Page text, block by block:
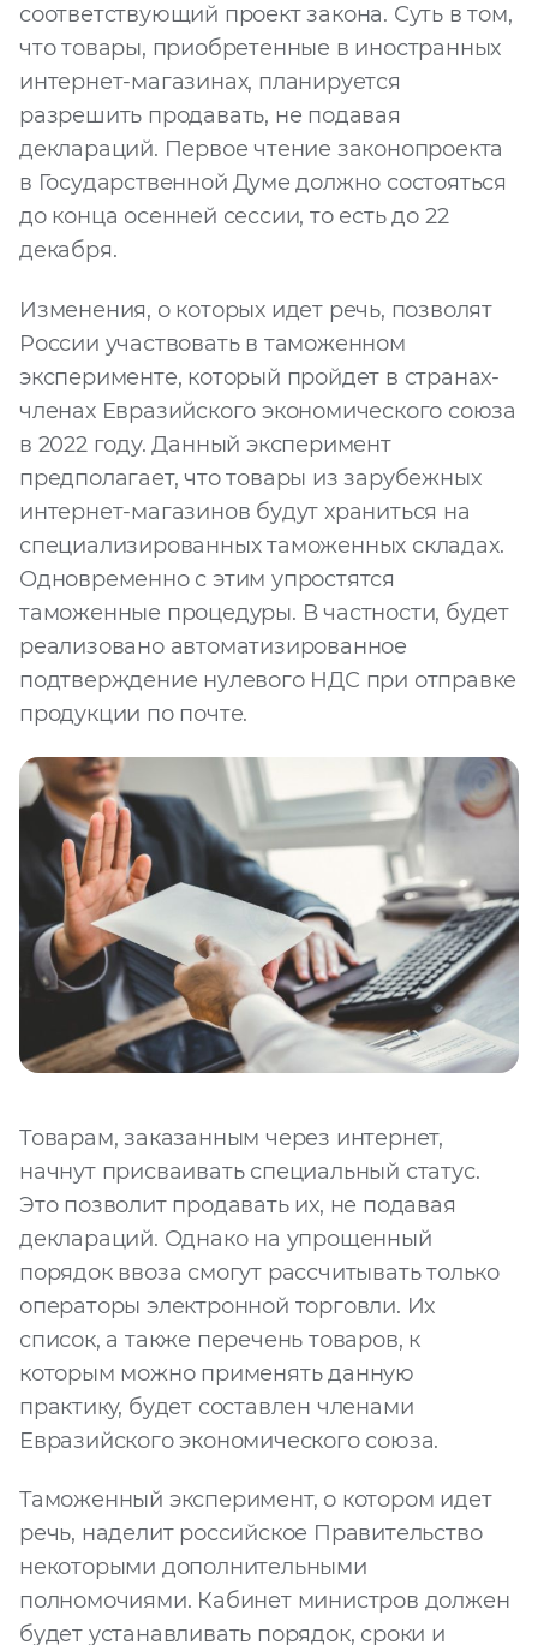
соответствующий проект закона. Суть в том,
что товары, приобретенные в иностранных
интернет-магазинах, планируется
разрешить продавать, не подавая
деклараций. Первое чтение законопроекта
в Государственной Думе должно состояться
до конца осенней сессии, то есть до 22
декабря.
Изменения, о которых идет речь, позволят
России участвовать в таможенном
эксперименте, который пройдет в странах-
членах Евразийского экономического союза
в 2022 году. Данный эксперимент
предполагает, что товары из зарубежных
интернет-магазинов будут храниться на
специализированных таможенных складах.
Одновременно с этим упростятся
таможенные процедуры. В частности, будет
реализовано автоматизированное
подтверждение нулевого НДС при отправке
продукции по почте.
Товарам, заказанным через интернет,
начнут присваивать специальный статус.
Это позволит продавать их, не подавая
деклараций. Однако на упрощенный
порядок ввоза смогут рассчитывать только
операторы электронной торговли. Их
список, а также перечень товаров, к
которым можно применять данную
практику, будет составлен членами
Евразийского экономического союза.
Таможенный эксперимент, о котором идет
речь, наделит российское Правительство
некоторыми дополнительными
полномочиями. Кабинет министров должен
будет устанавливать порядок, сроки и